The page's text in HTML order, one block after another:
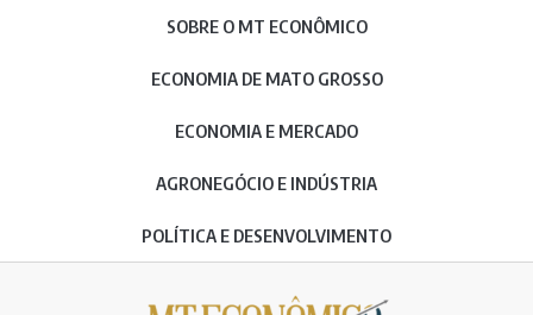
SOBRE O MT ECONÔMICO
ECONOMIA DE MATO GROSSO
ECONOMIA E MERCADO
AGRONEGÓCIO E INDÚSTRIA
POLÍTICA E DESENVOLVIMENTO